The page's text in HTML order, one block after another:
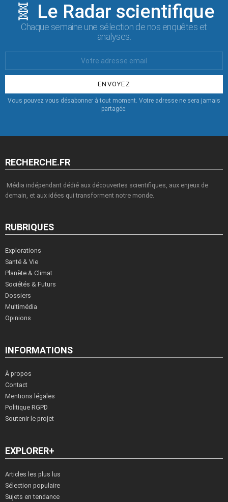
🧬 Le Radar scientifique
Chaque semaine une sélection de nos enquêtes et
analyses.
:
Vous pouvez vous désabonner à tout moment. Votre adresse ne sera jamais
partagée.
RECHERCHE.FR
Média indépendant dédié aux découvertes scientifiques, aux enjeux de
demain, et aux idées qui transforment notre monde.
RUBRIQUES
Explorations
Santé & Vie
Planète & Climat
Sociétés & Futurs
Dossiers
Multimédia
Opinions
INFORMATIONS
À propos
Contact
Mentions légales
Politique RGPD
Soutenir le projet
EXPLORER+
Articles les plus lus
Sélection populaire
Sujets en tendance